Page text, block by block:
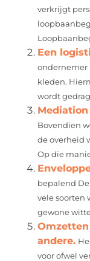
verkrijgt
Een
ondernemer
kleden.
wordt
Bovendien
de overheid
Op die
bepalend
vele soorten
gewone
andere.
voor ofwel